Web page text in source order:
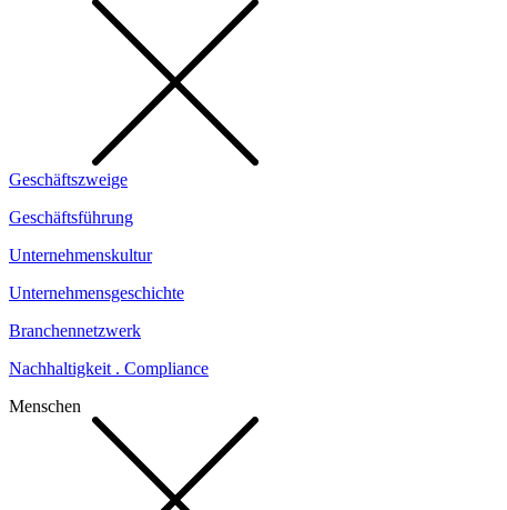
Geschäftszweige
Geschäftsführung
Unternehmenskultur
Unternehmensgeschichte
Branchennetzwerk
Nachhaltigkeit . Compliance
Menschen